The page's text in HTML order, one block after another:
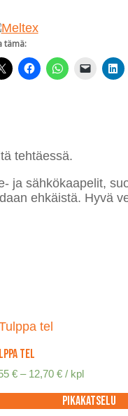
tämä:
tehtäessä.
ja sähkökaapelit,
ehkäistä. Hyvä
TEL
€ – 12,70 €Hintaluokka:
-
12,70 €
/ kpl
Pikakatselu